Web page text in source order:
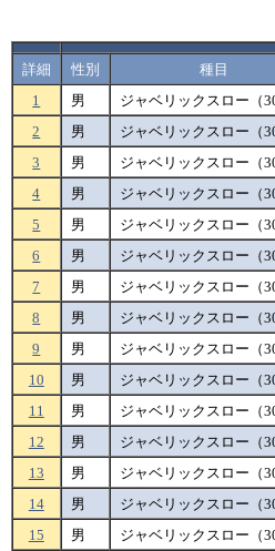
詳細 性別
種目
1
男
ジャベリックスロー（
2
男
ジャベリックスロー（
3
男
ジャベリックスロー（
4
男
ジャベリックスロー（
5
男
ジャベリックスロー（
6
男
ジャベリックスロー（
7
男
ジャベリックスロー（
8
男
ジャベリックスロー（
9
男
ジャベリックスロー（
10
男
ジャベリックスロー（
11
男
ジャベリックスロー（
12
男
ジャベリックスロー（
13
男
ジャベリックスロー（
14
男
ジャベリックスロー（
15
男
ジャベリックスロー（